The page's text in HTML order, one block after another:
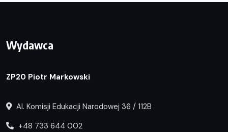
Wydawca
ZP20 Piotr Markowski
Al. Komisji Edukacji Narodowej 36 / 112B
+48 733 644 002